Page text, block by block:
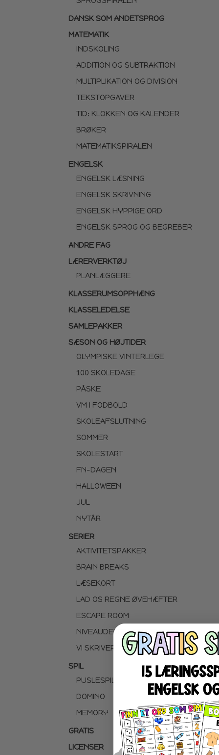
DANSK SOM ANDETSPROG
MATEMATIK
INDSKOLING
ADDITION OG SUBTRAKTION
MULTIPLIKATION OG DIVISION
TEKSTOPGAVER
TID: KLOKKEN OG KALENDER
BRØKER
MATEMATIKSPIRALEN
ENGELSK
ENGELSK LÆSNING
ENGELSK SKRIVNING
ENGELSK HYPPIGE ORD
ENGELSK SPROG OG BEGREBER
ANDRE FAG
LÆRERVERKTØJ
PLANLÆGGERE
KLASSERUMSOPPHÆNG
KLASSELEDELSE
SAMLEPAKKER
SÆSON OG HØJTIDER
OLYMPISKE VINTERLEGE
100 SKOLEDAGE
PÅSKE
VM I FODBOLD
SKOLEAFSLUTNING
SOMMER
SKOLESTART
FN-DAGEN
HALLOWEEN
JUL
NYTÅR
SERIER
AKTIVITETSPAKKER
BRAIN BREAKS
LÆSEKORT
LAD OS REGNE ØVEHÆFTER
ESCAPE ROOM
NIVEAUDELTE LÆSETEKSTER
VI SKRIVER
SPIL
PUSLESPIL
DOMINO
MEMORY
GRATIS
LICENSER